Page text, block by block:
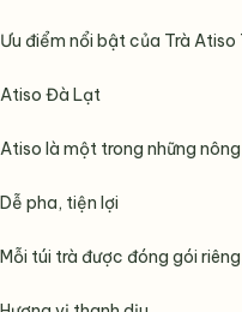
Ưu điểm nổi bật của Trà Atiso
Atiso Đà Lạt
Atiso là một trong những
Dễ pha, tiện lợi
Mỗi túi trà được đóng gói